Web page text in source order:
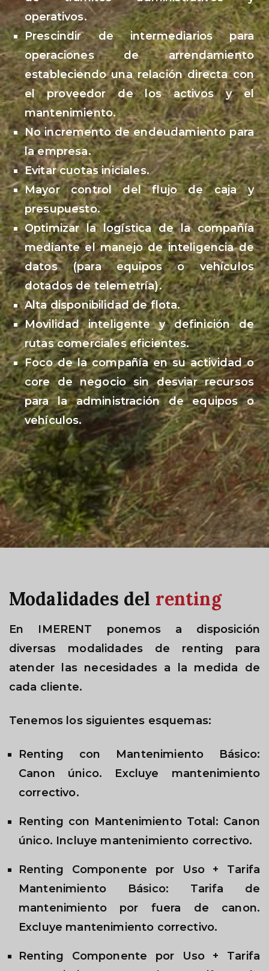
operativos.
Prescindir de intermediarios para
operaciones de arrendamiento
estableciendo una relación directa con
el proveedor de los activos y el
mantenimiento.
No incremento de endeudamiento para
la empresa.
Evitar cuotas iniciales.
Mayor control del flujo de caja y
presupuesto.
Optimizar la logística de la compañía
mediante el manejo de inteligencia de
datos (para equipos o vehículos
dotados de telemetría).
Alta disponibilidad de flota.
Movilidad inteligente y definición de
rutas comerciales eficientes.
Foco de la compañía en su actividad o
core de negocio sin desviar recursos
para la administración de equipos o
vehículos.
Modalidades del renting
En IMERENT ponemos a disposición
diversas modalidades de renting para
atender las necesidades a la medida de
cada cliente.
Tenemos los siguientes esquemas:
Renting con Mantenimiento Básico:
Canon único. Excluye mantenimiento
correctivo.
Renting con Mantenimiento Total: Canon
único. Incluye mantenimiento correctivo.
Renting Componente por Uso + Tarifa
Mantenimiento Básico: Tarifa de
mantenimiento por fuera de canon.
Excluye mantenimiento correctivo.
Renting Componente por Uso + Tarifa